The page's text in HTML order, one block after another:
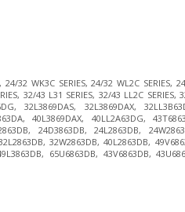
32 WK3C SERIES, 24/32 WL2C SERIES,
32/43 L31 SERIES, 32/43 LL2C SERIES,
32L3869DAS, 32L3869DAX,
40L3869DAX, 40LL2A63DG,
24D3863DB, 24L2863DB,
32W2863DB, 40L2863DB,
65U6863DB, 43V6863DB,